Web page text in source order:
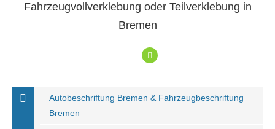
Fahrzeugvollverklebung oder Teilverklebung in
Bremen
Autobeschriftung Bremen & Fahrzeugbeschriftung
Bremen